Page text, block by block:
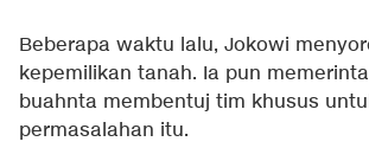
Beberapa waktu lalu, Jokowi
kepemilikan tanah. Ia pun
buahnta membentuj tim khusus
permasalahan itu.